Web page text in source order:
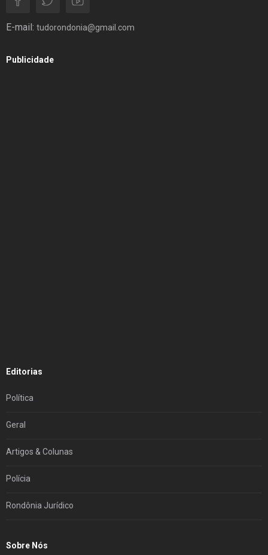
E-mail: tudorondonia@gmail.com
Publicidade
Editorias
Política
Geral
Artigos & Colunas
Polícia
Rondônia Jurídico
Sobre Nós